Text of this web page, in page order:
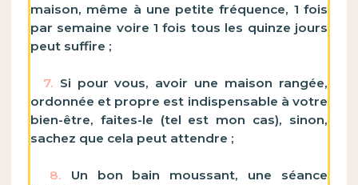
maison, même à une petite fréquence, 1 fois
par semaine voire 1 fois tous les quinze jours
peut suffire ;
7. Si pour vous, avoir une maison rangée,
ordonnée et propre est indispensable à votre
bien-être, faites-le (tel est mon cas), sinon,
sachez que cela peut attendre ;
8. Un bon bain moussant, une séance